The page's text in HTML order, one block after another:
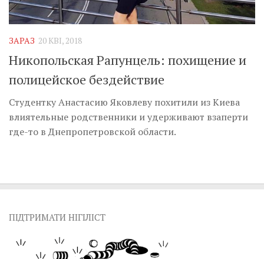
ЗАРАЗ 20 КВІ, 2018
Никопольская Рапунцель: похищение и
полицейское бездействие
Студентку Анастасию Яковлеву похитили из Киева
влиятельные родственники и удерживают взаперти
где-то в Днепропетровской области.
ПІДТРИМАТИ НІГІЛІСТ